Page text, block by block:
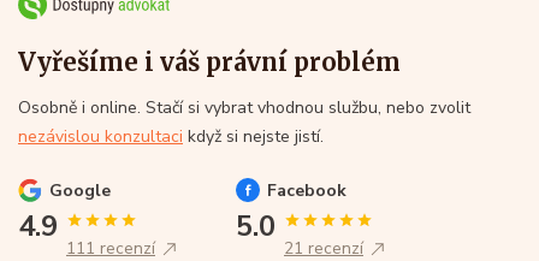
Vyřešíme i váš právní problém
Osobně i online. Stačí si vybrat vhodnou službu, nebo zvolit
nezávislou konzultaci když si nejste jistí.
Google
4.9
111 recenzí
Facebook
5.0
21 recenzí